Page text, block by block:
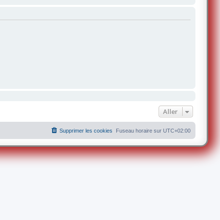
Aller
Fuseau horaire sur UTC+02:00
Supprimer les cookies